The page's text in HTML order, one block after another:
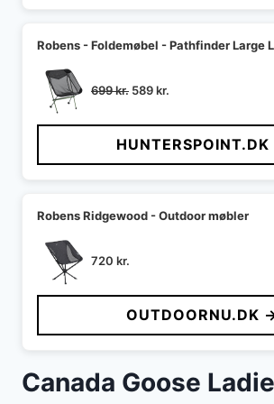
Robens - Foldemøbel - Pathfinder Large
699kr. Den
pris
var:
699 kr..
589kr.
pris
er:
589 kr..
Robens Ridgewood - Outdoor møbler
720 kr.
OUTDOORNU.DK
Canada Goose